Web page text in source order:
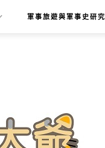
軍事旅遊與軍事史研究